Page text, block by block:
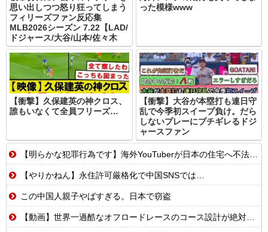
思い出しつつ怒り狂ってしまう
フィリーズファン反応集
MLB2026シーズン 7.22【LAD/
ドジャース/大谷/山本/佐々木
った模様www
【衝撃】久保建英の神クロス、
誰もいなくて全員フリーズ…
【衝撃】大谷が本塁打も連日守
乱で今季初スイープ負け。だら
しないプレーにブチギレるドジ
ャースファン
【明らかな犯罪行為です】海外YouTuberが日本の住宅へ不法侵入する動画を投稿
【やりかねん】永住許可厳格化で中国SNSでは…
この中国人親子やばすぎる。日本で窃盗
【動画】世界一過酷なオフロードレースのコース設計が絶対におかしい（笑）